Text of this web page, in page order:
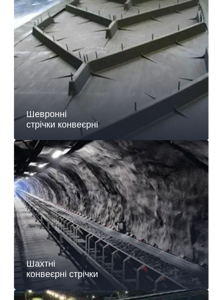
Шевронні
стрічки конвеєрні
Шахтні
конвеєрні стрічки